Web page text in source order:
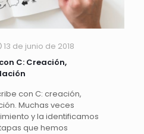
13 de junio de 2018
C: Creación,
con C: creación,
Muchas veces
y la identificamos
que hemos